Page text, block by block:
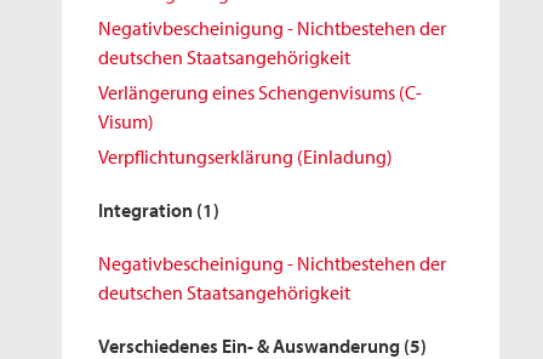
Negativbescheinigung - Nichtbestehen der
deutschen Staatsangehörigkeit
Verlängerung eines Schengenvisums (C-
Visum)
Verpflichtungserklärung (Einladung)
Integration (1)
Negativbescheinigung - Nichtbestehen der
deutschen Staatsangehörigkeit
Verschiedenes Ein- & Auswanderung (5)